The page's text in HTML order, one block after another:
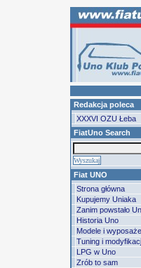
Redakcja poleca
XXXVI OZU Łeba
FiatUno Search
Fiat UNO
Strona główna
Kupujemy Uniaka
Zanim powstało
Historia Uno
Modele i
Tuning i
LPG w Uno
Zrób to sam